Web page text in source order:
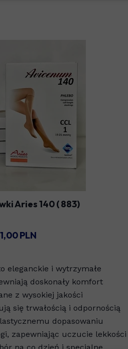
eleganckie i wytrzymałe
doskonały komfort
z wysokiej jakości
się trwałością i odpornością
dopasowaniu
zapewniając uczucie lekkości
PLN
Aries 140 ( 883)